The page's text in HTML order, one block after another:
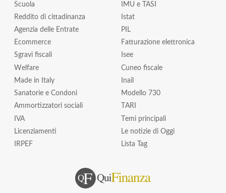
Scuola
Reddito di cittadinanza
Agenzia delle Entrate
Ecommerce
Sgravi fiscali
Welfare
Made in Italy
Sanatorie e Condoni
Ammortizzatori sociali
IVA
Licenziamenti
IRPEF
IMU e TASI
Istat
PIL
Fatturazione elettronica
Isee
Cuneo fiscale
Inail
Modello 730
TARI
Temi principali
Le notizie di Oggi
Lista Tag